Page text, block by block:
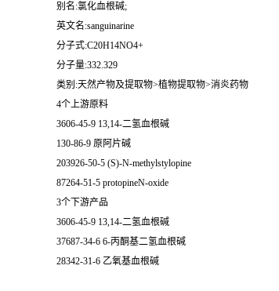
别名:氯化血根碱;
英文名:sanguinarine
分子式:C20H14NO4+
分子量:332.329
类别:天然产物及提取物>植物提取物>消炎药物
4个上游原料
3606-45-9 13,14-二氢血根碱
130-86-9 原阿片碱
203926-50-5 (S)-N-methylstylopine
87264-51-5 protopineN-oxide
3个下游产品
3606-45-9 13,14-二氢血根碱
37687-34-6 6-丙酮基二氢血根碱
28342-31-6 乙氧基血根碱